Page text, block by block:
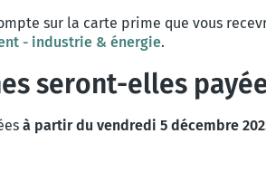
sur la carte prime que vous
- industrie & énergie.
seront-elles
à partir du vendredi 5 décembre